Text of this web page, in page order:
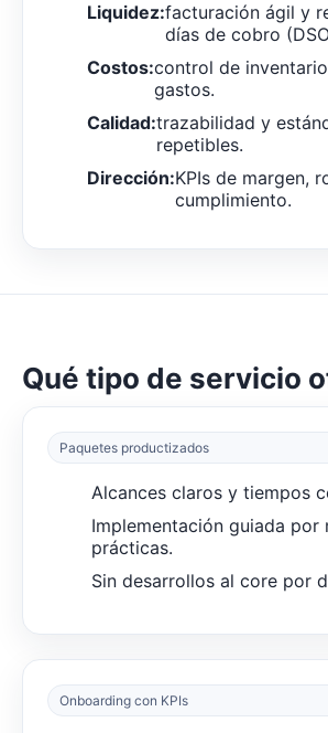
Liquidez:facturación ágil y
días de cobro
Costos:control de
gastos.
Calidad:trazabilidad y
repetibles.
Dirección:KPIs de margen,
cumplimiento.
Qué tipo de servicio
Paquetes productizados
Alcances claros y tiempos
Implementación guiada por
prácticas.
Sin desarrollos al core por
Onboarding con KPIs